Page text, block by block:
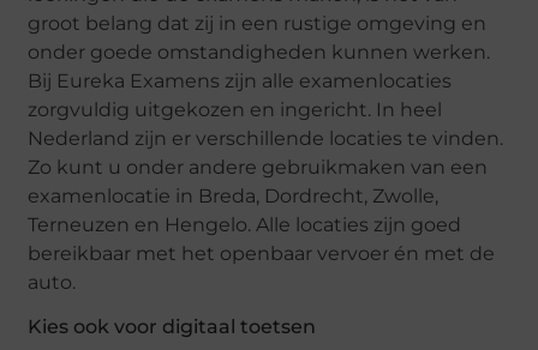
groot belang dat zij in een rustige omgeving en
onder goede omstandigheden kunnen werken.
Bij Eureka Examens zijn alle examenlocaties
zorgvuldig uitgekozen en ingericht. In heel
Nederland zijn er verschillende locaties te vinden.
Zo kunt u onder andere gebruikmaken van een
examenlocatie in Breda, Dordrecht, Zwolle,
Terneuzen en Hengelo. Alle locaties zijn goed
bereikbaar met het openbaar vervoer én met de
auto.
Kies ook voor digitaal toetsen